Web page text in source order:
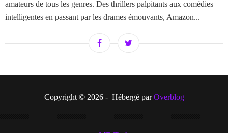
amateurs de tous les genres. Des thrillers palpitants aux comédies
intelligentes en passant par les drames émouvants, Amazon...
Copyright © 2026 - Hébergé parOverblog